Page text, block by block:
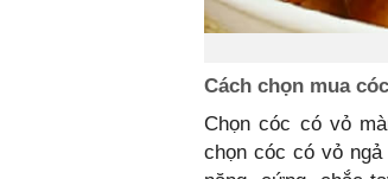
Cách chọn mua
Chọn cóc có vỏ
chọn cóc có vỏ